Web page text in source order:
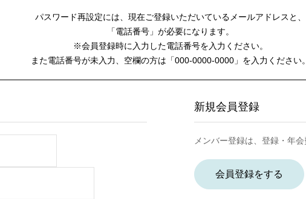
パスワード再設定には、 現在ご登録いただいているメールアドレスと、
「電話番号」が必要になります。
※会員登録時に入力した電話番号を入力ください。
また電話番号が未入力、空欄の方は 「000-0000-0000」を入力ください。
新規会員登録
メンバー登録は、登録・年会
会員登録をする